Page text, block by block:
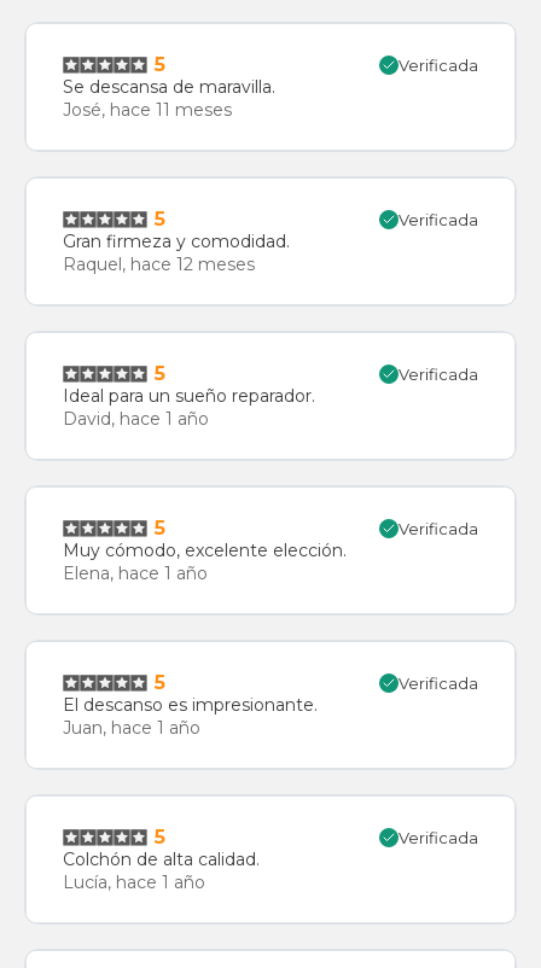
5 Verificada
Se descansa de maravilla.
José, hace 11 meses
5 Verificada
Gran firmeza y comodidad.
Raquel, hace 12 meses
5 Verificada
Ideal para un sueño reparador.
David, hace 1 año
5 Verificada
Muy cómodo, excelente elección.
Elena, hace 1 año
5 Verificada
El descanso es impresionante.
Juan, hace 1 año
5 Verificada
Colchón de alta calidad.
Lucía, hace 1 año